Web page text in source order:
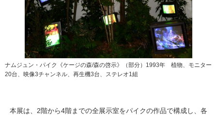
ナムジュン・パイク《ケージの森/森の啓示》（部分）1993年 植物、モニター
20台、映像3チャンネル、再生機3台、ステレオ1組
本展は、2階から4階までの全展示室をパイクの作品で構成し、各